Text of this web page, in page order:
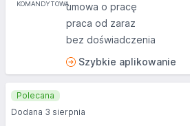
umowa o pracę
praca od zaraz
bez doświadczenia
Szybkie aplikowanie
Polecana
Dodana 3 sierpnia